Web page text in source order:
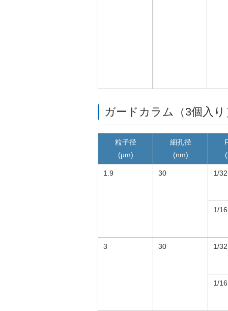
ガードカラム（3個入り
粒子径
(µm)
細孔径
(nm)
1.9 30 1/32
1/16
3 30 1/32
1/16